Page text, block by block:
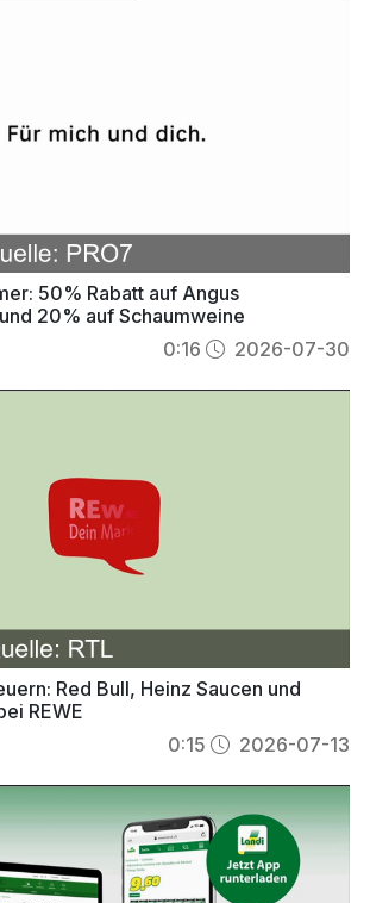
50% Rabatt auf Angus
20% auf Schaumweine
0:16 2026-07-30
Red Bull, Heinz Saucen und
REWE
0:15 2026-07-13